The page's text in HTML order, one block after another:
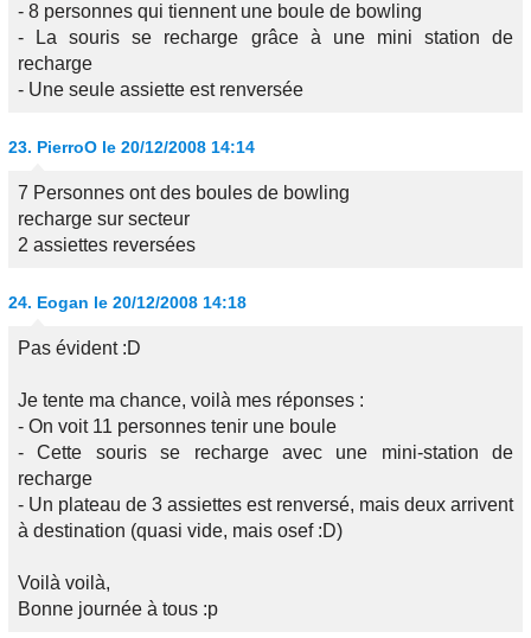
- 8 personnes qui tiennent une boule de bowling
- La souris se recharge grâce à une mini station de
recharge
- Une seule assiette est renversée
23. PierroO le 20/12/2008 14:14
7 Personnes ont des boules de bowling
recharge sur secteur
2 assiettes reversées
24. Eogan le 20/12/2008 14:18
Pas évident :D
Je tente ma chance, voilà mes réponses :
- On voit 11 personnes tenir une boule
- Cette souris se recharge avec une mini-station de
recharge
- Un plateau de 3 assiettes est renversé, mais deux arrivent
à destination (quasi vide, mais osef :D)
Voilà voilà,
Bonne journée à tous :p